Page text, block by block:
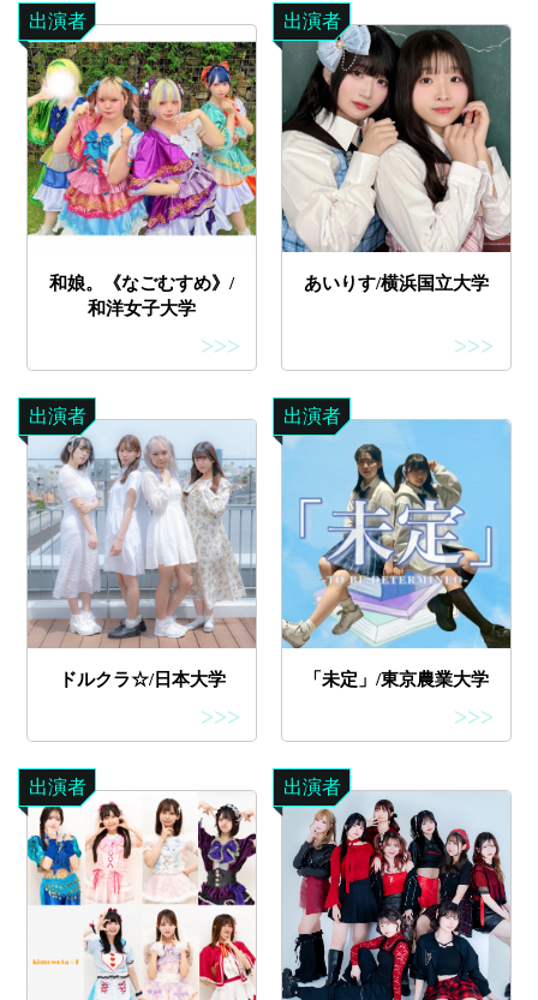
出演者
和娘。《なごむすめ》/
和洋女子大学
>>>
出演者
あいりす/横浜国立大学
>>>
出演者
ドルクラ☆/日本大学
>>>
出演者
「未定」/東京農業大学
>>>
出演者 出演者